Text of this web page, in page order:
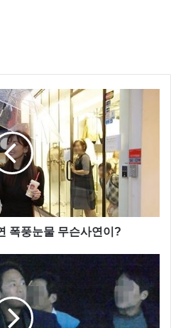
及，选举竞选立法选举委员
议会生活。
大的突面“风水世家，”廉
了像谁开始这个传言转动。
폭풍눈물 무슨사연이?